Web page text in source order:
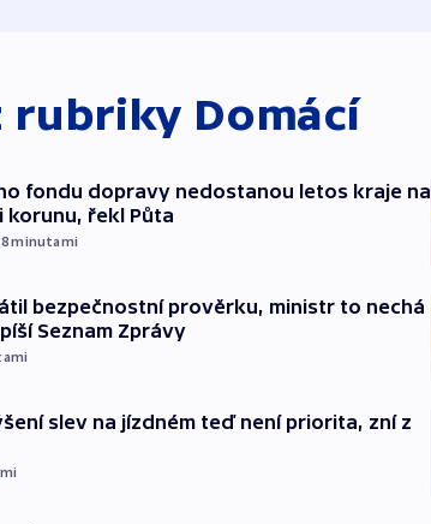
rubriky Domácí
fondu dopravy nedostanou letos kraje na
korunu, řekl Půta
8minutami
bezpečnostní prověrku, ministr to nechá
Seznam Zprávy
slev na jízdném teď není priorita, zní z